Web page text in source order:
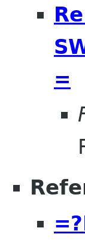
=